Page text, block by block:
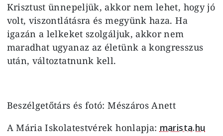
Krisztust ünnepeljük, akkor nem lehet, hogy jó
volt, viszontlátásra és megyünk haza. Ha
igazán a lelkeket szolgáljuk, akkor nem
maradhat ugyanaz az életünk a kongresszus
után, változtatnunk kell.
Beszélgetőtárs és fotó: Mészáros Anett
A Mária Iskolatestvérek honlapja: marista.hu